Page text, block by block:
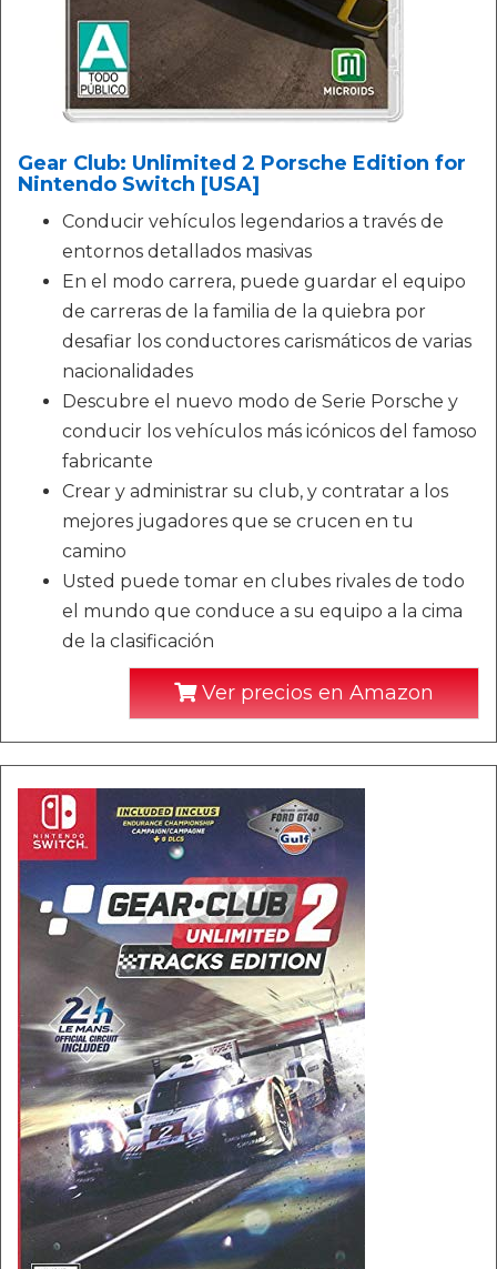
Gear Club: Unlimited 2 Porsche Edition for
Nintendo Switch [USA]
Conducir vehículos legendarios a través de
entornos detallados masivas
En el modo carrera, puede guardar el equipo
de carreras de la familia de la quiebra por
desafiar los conductores carismáticos de varias
nacionalidades
Descubre el nuevo modo de Serie Porsche y
conducir los vehículos más icónicos del famoso
fabricante
Crear y administrar su club, y contratar a los
mejores jugadores que se crucen en tu
camino
Usted puede tomar en clubes rivales de todo
el mundo que conduce a su equipo a la cima
de la clasificación
Ver precios en Amazon